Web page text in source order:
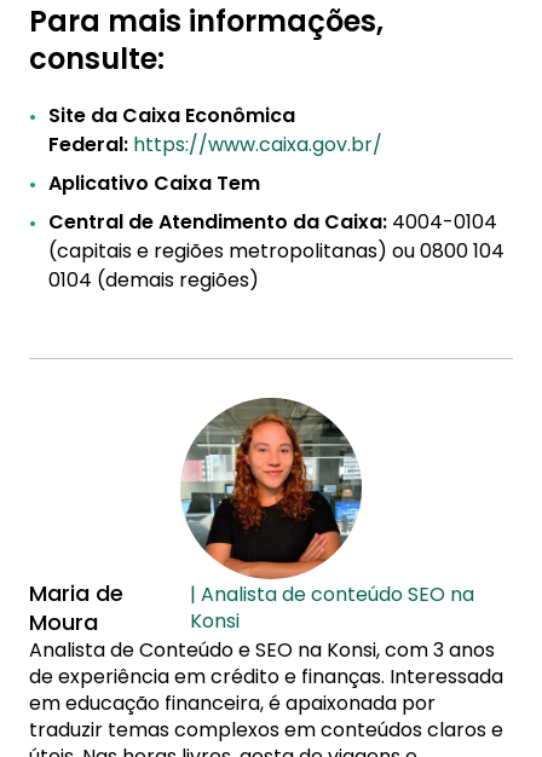
Para mais informações,
consulte:
Site da Caixa Econômica
Federal: https://www.caixa.gov.br/
Aplicativo Caixa Tem
Central de Atendimento da Caixa: 4004-0104
(capitais e regiões metropolitanas) ou 0800 104
0104 (demais regiões)
Maria de
Moura
| Analista de conteúdo SEO na
Konsi
Analista de Conteúdo e SEO na Konsi, com 3 anos
de experiência em crédito e finanças. Interessada
em educação financeira, é apaixonada por
traduzir temas complexos em conteúdos claros e